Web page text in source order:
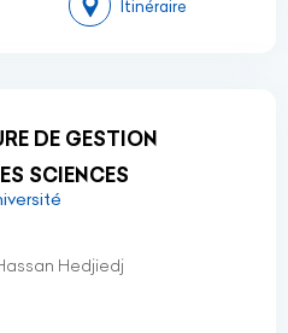
Itinéraire
DE GESTION
SCIENCES
Hedjiedj